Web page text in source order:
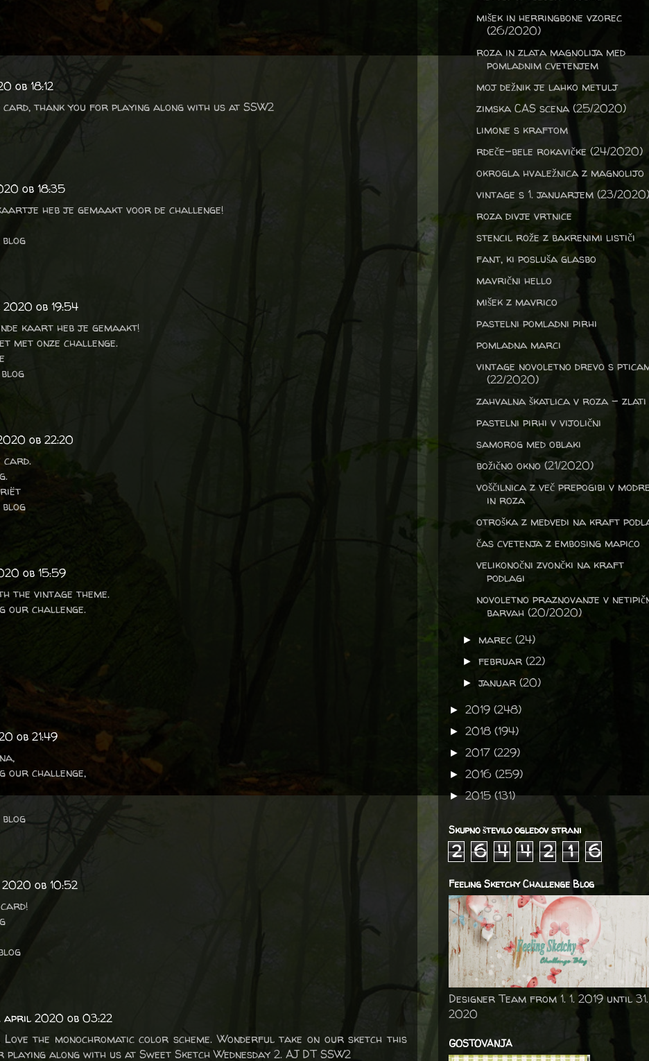
ob 18:12
thank you for playing along with us at SSW2
ob 18:35
heb je gemaakt voor de challenge!
blog
ob 19:54
kaart heb je gemaakt!
met onze challenge.
ob 22:20
card.
blog
ob 15:59
the vintage theme.
our challenge.
ob 21:49
our challenge,
blog
ob 10:52
april 2020 ob 03:22
the monochromatic color scheme. Wonderful take on our sketch this
along with us at Sweet Sketch Wednesday 2. AJ DT SSW2
mišek in herringbone vzorec
(26/2020)
roza in zlata magnolija med
pomladnim cvetenjem
moj dežnik je lahko metulj
zimska CAS scena (25/2020)
limone s kraftom
rdeče-bele rokavičke (24/2020)
okrogla hvaležnica z magnolijo
vintage s 1. januarjem (23/2020)
roza divje vrtnice
stencil rože z bakrenimi lističi
fant, ki posluša glasbo
mavrični hello
mišek z mavrico
pastelni pomladni pirhi
pomladna marci
vintage novoletno drevo s
(22/2020)
zahvalna škatlica v roza - zlati
pastelni pirhi v vijolični
samorog med oblaki
božično okno (21/2020)
voščilnica z več prepogibi v
in roza
otroška z medvedi na kraft
čas cvetenja z embosing mapico
velikonočni zvončki na kraft
podlagi
novoletno praznovanje v
barvah (20/2020)
► marec(24)
►februar(22)
►januar(20)
► 2019 (248)
► 2018 (194)
► 2017 (229)
► 2016 (259)
►2015 (131)
Skupno število ogledov strani
2 6 4 4 2 1 6
Feeling Sketchy Challenge Blog
Designer Team from 1. 1. 2019 until
2020
GOSTOVANJA